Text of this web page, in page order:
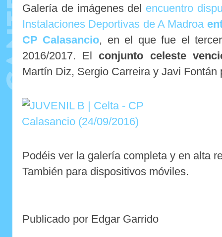
Galería de imágenes del encuentro
Instalaciones Deportivas de A Madroa
CP Calasancio, en el que fue el
2016/2017. El
conjunto celeste
Martín Diz, Sergio Carreira y Javi Fontán
Podéis ver la galería completa y en alta
También para dispositivos móviles.
Publicado por Edgar Garrido